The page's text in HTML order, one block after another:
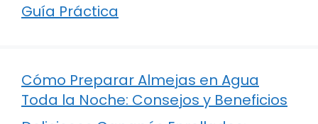
Guía Práctica
Cómo Preparar Almejas en Agua
Toda la Noche: Consejos y Beneficios